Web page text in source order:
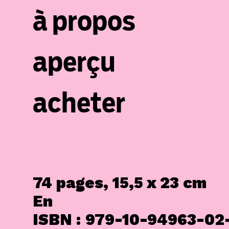
à propos
aperçu
acheter
74 pages, 15,5 x 23 cm
En
ISBN : 979-10-94963-